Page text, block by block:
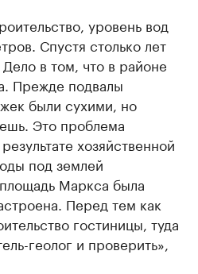
уровень вод
Спустя столько лет
в том, что в районе
Прежде подвалы
были сухими, но
Это проблема
хозяйственной
под землей
Маркса была
Перед тем как
гостиницы, туда
геолог и проверить»,